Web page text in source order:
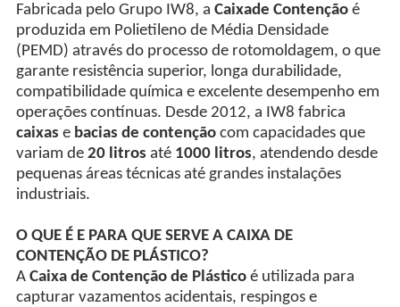
Fabricada pelo Grupo IW8, a Caixade Contençãoé
produzida em Polietileno de Média Densidade
(PEMD) através do processo de rotomoldagem, o que
garante resistência superior, longa durabilidade,
compatibilidade química e excelente desempenho em
operações contínuas. Desde 2012, a IW8 fabrica
caixas ebacias de contençãocom capacidades que
variam de 20 litros até 1000 litros, atendendo desde
pequenas áreas técnicas até grandes instalações
industriais.
O QUE É E PARA QUE SERVE A CAIXA DE
CONTENÇÃO DE PLÁSTICO?
A Caixa de Contenção de Plásticoé utilizada para
capturar vazamentos acidentais, respingos e